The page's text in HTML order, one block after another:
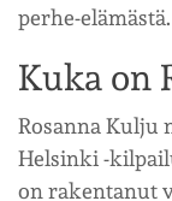
perhe-elämästä.
Kuka on
Rosanna Kulju
Helsinki -
on rakentanut